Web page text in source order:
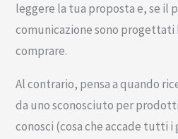
leggere la tua proposta e, se il
comunicazione sono progettati
comprare.
Al contrario, pensa a quando
da uno sconosciuto per
conosci (cosa che accade tutti